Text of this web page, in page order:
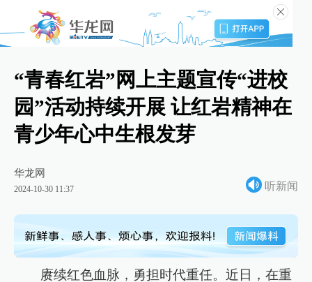
“青春红岩”网上主题宣传“进校
园”活动持续开展 让红岩精神在
青少年心中生根发芽
华龙网
2024-10-30 11:37 听新闻
赓续红色血脉，勇担时代重任。近日，在重